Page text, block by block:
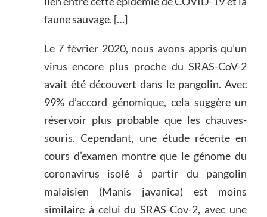
faune sauvage. […]
Le 7 février 2020, nous avons appris qu’un
virus encore plus proche du SRAS-CoV-2
avait été découvert dans le pangolin. Avec
99% d’accord génomique, cela suggère un
réservoir plus probable que les chauves-
souris. Cependant, une étude récente en
cours d’examen montre que le génome du
coronavirus isolé à partir du pangolin
malaisien (Manis javanica) est moins
similaire à celui du SRAS-Cov-2, avec une